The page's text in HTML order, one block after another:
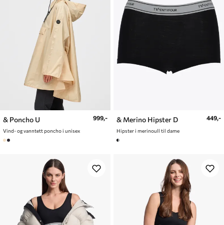
& Poncho U
Vind- og vanntett poncho i unisex
999,- & Merino Hipster D
Hipster i merinoull til dame
449,-